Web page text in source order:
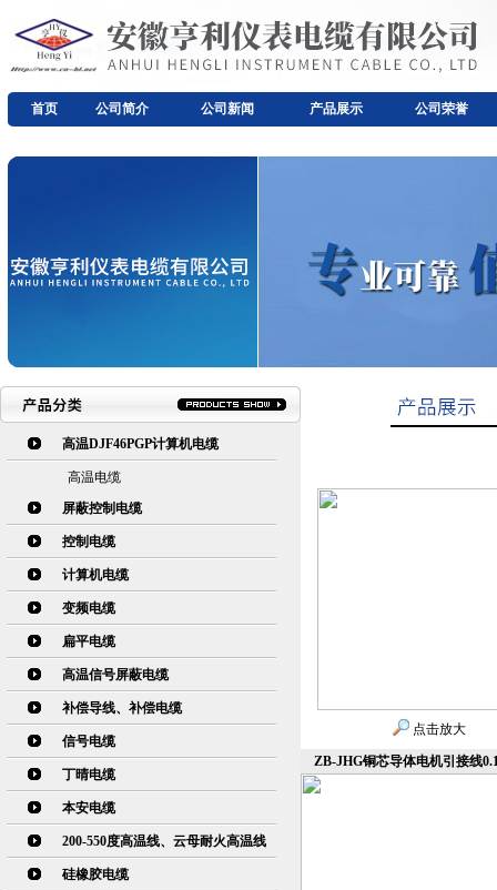
首页 公司简介 公司新闻 产品展示 公司荣誉
高温DJF46PGP计算机电缆
高温电缆
屏蔽控制电缆
控制电缆
计算机电缆
变频电缆
扁平电缆
高温信号屏蔽电缆
补偿导线、补偿电缆
信号电缆
丁晴电缆
本安电缆
200-550度高温线、云母耐火高温线
硅橡胶电缆
点击放大
ZB-JHG铜芯导体电机引接线